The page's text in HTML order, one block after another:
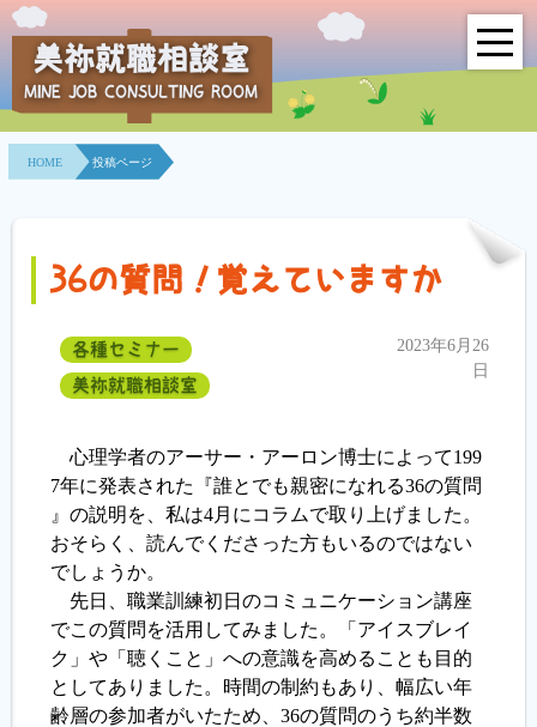
HOME
事業所紹介
相談室とは？
利用者の声
求人情報検索
各種セミナー
履歴書ジェネレーター
美祢就職相談室
MINE JOB CONSULTING ROOM
HOME 投稿ページ
36の質問！覚えていますか
各種セミナー
美祢就職相談室
2023年6月26
日
心理学者のアーサー・アーロン博士によって199
7年に発表された『誰とでも親密になれる36の質問
』の説明を、私は4月にコラムで取り上げました。
おそらく、読んでくださった方もいるのではない
でしょうか。
先日、職業訓練初日のコミュニケーション講座
でこの質問を活用してみました。「アイスブレイ
ク」や「聴くこと」への意識を高めることも目的
としてありました。時間の制約もあり、幅広い年
齢層の参加者がいたため、36の質問のうち約半数